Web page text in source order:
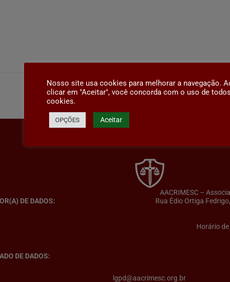
DE DADOS:
AACRIMESC –
Rua Édio Ortiga
Horário
DE DADOS:
lgpd@aacrimesc.org.br
Nosso site usa cookies para melhorar a navegação.
clicar em "Aceitar", você concorda com o uso de
cookies.
OPÇÕES Aceitar